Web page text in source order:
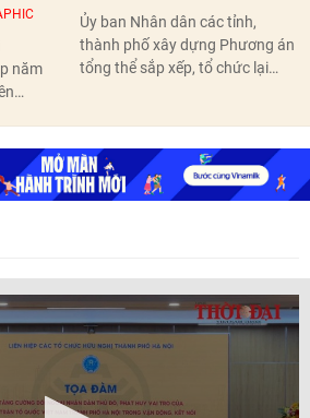
năm
2005,
Ủy ban Nhân dân các tỉnh,
thành phố xây dựng Phương án
tổng thể sắp xếp, tổ chức lại